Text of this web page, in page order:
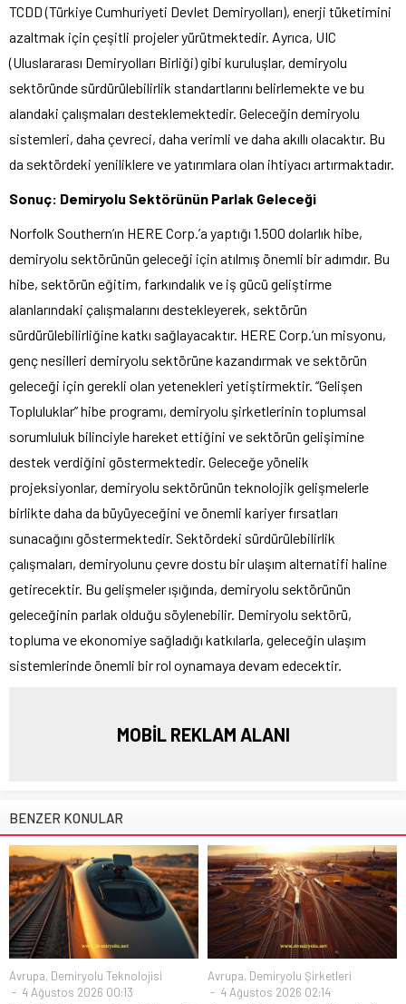
TCDD (Türkiye Cumhuriyeti Devlet Demiryolları), enerji tüketimini
azaltmak için çeşitli projeler yürütmektedir. Ayrıca, UIC
(Uluslararası Demiryolları Birliği) gibi kuruluşlar, demiryolu
sektöründe sürdürülebilirlik standartlarını belirlemekte ve bu
alandaki çalışmaları desteklemektedir. Geleceğin demiryolu
sistemleri, daha çevreci, daha verimli ve daha akıllı olacaktır. Bu
da sektördeki yeniliklere ve yatırımlara olan ihtiyacı artırmaktadır.
Sonuç: Demiryolu Sektörünün Parlak Geleceği
Norfolk Southern’ın HERE Corp.’a yaptığı 1.500 dolarlık hibe,
demiryolu sektörünün geleceği için atılmış önemli bir adımdır. Bu
hibe, sektörün eğitim, farkındalık ve iş gücü geliştirme
alanlarındaki çalışmalarını destekleyerek, sektörün
sürdürülebilirliğine katkı sağlayacaktır. HERE Corp.’un misyonu,
genç nesilleri demiryolu sektörüne kazandırmak ve sektörün
geleceği için gerekli olan yetenekleri yetiştirmektir. “Gelişen
Topluluklar” hibe programı, demiryolu şirketlerinin toplumsal
sorumluluk bilinciyle hareket ettiğini ve sektörün gelişimine
destek verdiğini göstermektedir. Geleceğe yönelik
projeksiyonlar, demiryolu sektörünün teknolojik gelişmelerle
birlikte daha da büyüyeceğini ve önemli kariyer fırsatları
sunacağını göstermektedir. Sektördeki sürdürülebilirlik
çalışmaları, demiryolunu çevre dostu bir ulaşım alternatifi haline
getirecektir. Bu gelişmeler ışığında, demiryolu sektörünün
geleceğinin parlak olduğu söylenebilir. Demiryolu sektörü,
topluma ve ekonomiye sağladığı katkılarla, geleceğin ulaşım
sistemlerinde önemli bir rol oynamaya devam edecektir.
MOBİL REKLAM ALANI
BENZER KONULAR
Avrupa, Demiryolu Teknolojisi
4 Ağustos 2026 00:13
Avrupa, Demiryolu Şirketleri
4 Ağustos 2026 02:14